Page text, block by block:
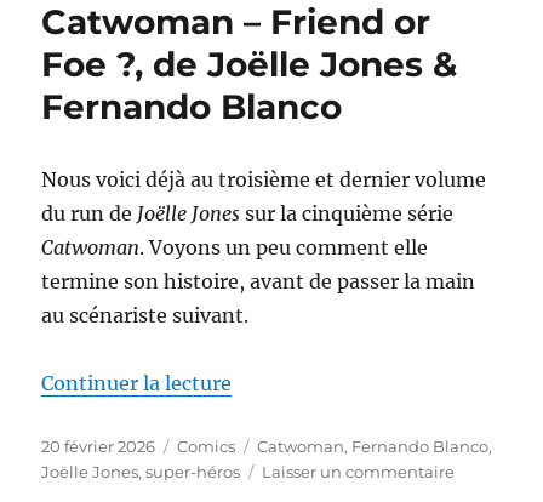
Home,
Cat,
et
Blanco
Catwoman – Friend or
Foe ?, de Joëlle Jones &
Fernando Blanco
Nous voici déjà au troisième et dernier volume
du run de Joëlle Jones sur la cinquième série
Catwoman. Voyons un peu comment elle
termine son histoire, avant de passer la main
au scénariste suivant.
Continuer la lecture
Publié
le
20 février 2026 Catégories
Comics Étiquettes
Catwoman, Fernando Blanco,
Joëlle Jones,super-héros Laisser un commentairesur